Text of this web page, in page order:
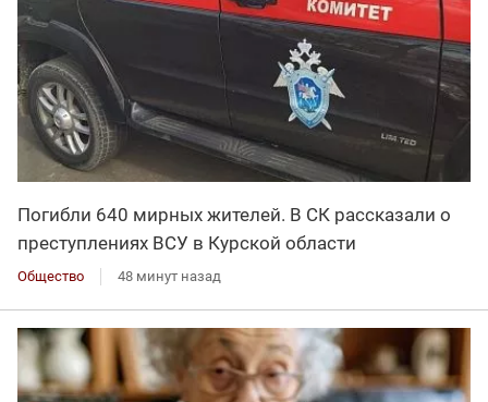
Погибли 640 мирных жителей. В СК рассказали о
преступлениях ВСУ в Курской области
Общество 48 минут назад